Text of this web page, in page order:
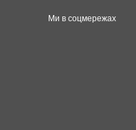
Ми в соцмережах